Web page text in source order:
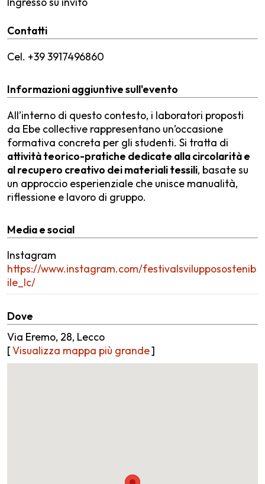
Contatti
Cel. +39 3917496860
Informazioni aggiuntive sull'evento
All’interno di questo contesto, i laboratori proposti
da Ebe collective rappresentano un’occasione
formativa concreta per gli studenti. Si tratta di
attività teorico-pratiche dedicate alla circolarità e
al recupero creativo dei materiali tessili, basate su
un approccio esperienziale che unisce manualità,
riflessione e lavoro di gruppo.
Media e social
Instagram
https://www.instagram.com/festivalsvilupposostenib
ile_lc/
Dove
Via Eremo, 28, Lecco
[Visualizza mappa più grande]